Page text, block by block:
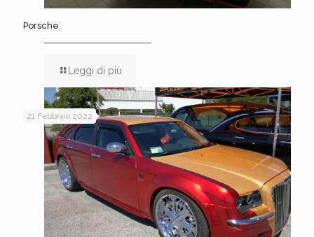
Porsche
Leggi di più
21 Febbraio 2022